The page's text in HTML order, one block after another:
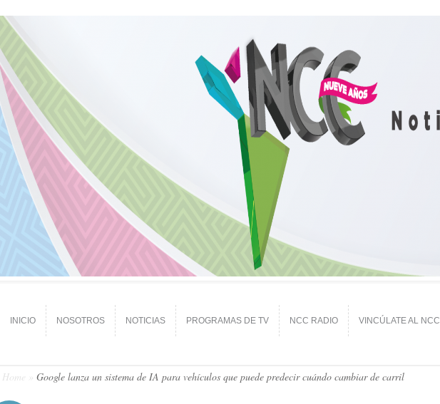
INICIO NOSOTROS NOTICIAS PROGRAMAS DE TV NCC RADIO VINCÚLATE AL NCC
Home Google lanza un sistema de IA para vehículos que puede predecir cuándo cambiar de carril